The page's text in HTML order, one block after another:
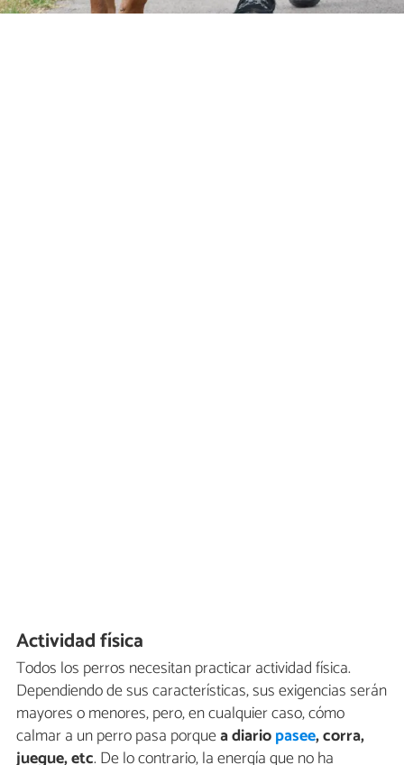
Actividad física
Todos los perros necesitan practicar actividad física.
Dependiendo de sus características, sus exigencias serán
mayores o menores, pero, en cualquier caso, cómo
calmar a un perro pasa porquea diariopasee, corra,
juegue, etc. De lo contrario, la energía que no ha